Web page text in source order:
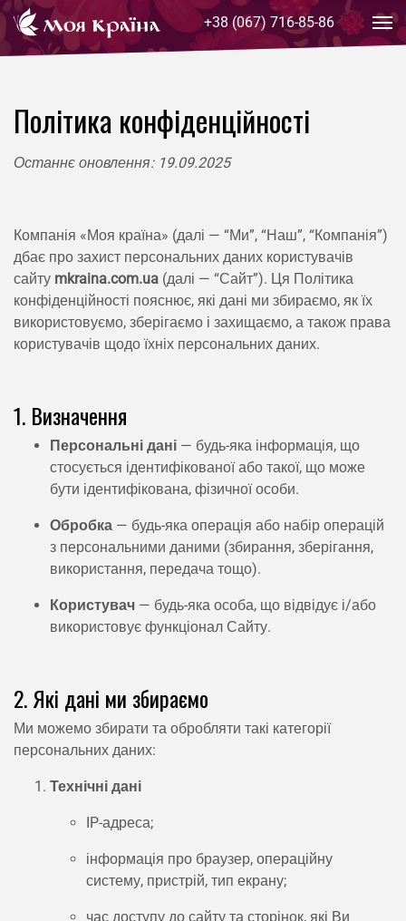
Skip to main content
+38 (067) 716-85-86
Політика конфіденційності
Останнє оновлення: 19.09.2025
Компанія «Моя країна» (далі — “Ми”, “Наш”, “Компанія”)
дбає про захист персональних даних користувачів
сайту mkraina.com.ua (далі — “Сайт”). Ця Політика
конфіденційності пояснює, які дані ми збираємо, як їх
використовуємо, зберігаємо і захищаємо, а також права
користувачів щодо їхніх персональних даних.
1. Визначення
Персональні дані — будь-яка інформація, що
стосується ідентифікованої або такої, що може
бути ідентифікована, фізичної особи.
Обробка — будь-яка операція або набір операцій
з персональними даними (збирання, зберігання,
використання, передача тощо).
Користувач — будь-яка особа, що відвідує і/або
використовує функціонал Сайту.
2. Які дані ми збираємо
Ми можемо збирати та обробляти такі категорії
персональних даних:
Технічні дані
IP-адреса;
інформація про браузер, операційну
систему, пристрій, тип екрану;
час доступу до сайту та сторінок, які Ви